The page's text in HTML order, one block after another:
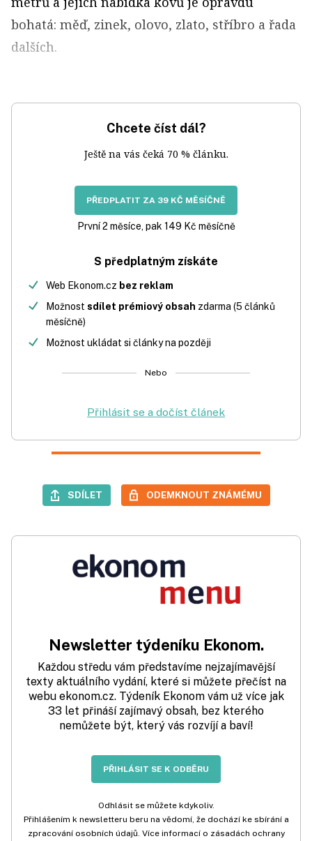
bohatá: měď, zinek, olovo, zlato, stříbro a řada
dalších.
Chcete číst dál?
Ještě na vás čeká 70 % článku.
PŘEDPLATIT ZA 39 KČ MĚSÍČNĚ
První 2 měsíce, pak 149 Kč měsíčně
S předplatným získáte
Web Ekonom.cz bez reklam
Možnost sdílet prémiový obsah zdarma (5 článků
měsíčně)
Možnost ukládat si články na později
Nebo
Přihlásit se a dočíst článek
SDÍLET ODEMKNOUT ZNÁMÉMU
Newsletter týdeníku Ekonom.
Každou středu vám představíme nejzajímavější
texty aktuálního vydání, které si můžete přečíst na
webu ekonom.cz. Týdeník Ekonom vám už více jak
33 let přináší zajímavý obsah, bez kterého
nemůžete být, který vás rozvíjí a baví!
PŘIHLÁSIT SE K ODBĚRU
Odhlásit se můžete kdykoliv.
Přihlášením k newsletteru beru na vědomí, že dochází ke sbírání a
zpracování osobních údajů. Více informací o zásadách ochrany